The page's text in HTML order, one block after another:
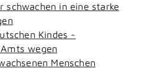
schwachen in eine starke
Kindes -
wegen
Menschen